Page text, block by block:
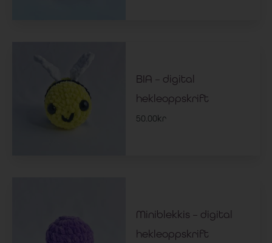
BIA – digital
hekleoppskrift
50.00kr
Miniblekkis – digital
hekleoppskrift